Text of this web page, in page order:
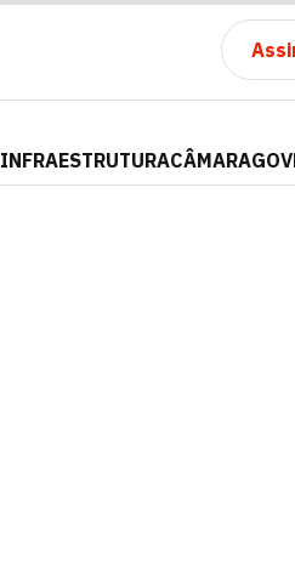
INFRAESTRUTURACÂMARA